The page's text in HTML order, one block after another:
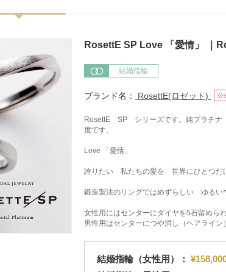
RosettE SP Love 「愛情」 ｜
結婚指輪
ブランド名： RosettE(ロゼット) 公
RosettE SP シリーズです。純プラチナ
度です。
Love 「愛情」
誇りたい 私たちの愛を 世界にひとつだ
鍛造製法のリングではめずらしい ゆるい
女性用にはセンターにダイヤを5石留めら
男性用はセンターにつや消し（ヘアライン
結婚指輪（女性用）：